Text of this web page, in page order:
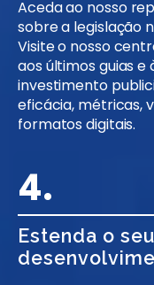
Aceda ao nosso
sobre a legislação
Visite o nosso
aos últimos guias e
investimento
eficácia, métricas,
formatos digitais.
4.
Estenda o